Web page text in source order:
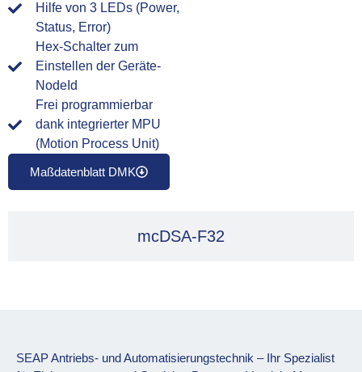
mcDSA-F32
Hilfe von 3 LEDs (Power,
Status, Error)
Hex-Schalter zum
Einstellen der Geräte-
NodeId
Frei programmierbar
dank integrierter MPU
(Motion Process Unit)
Maßdatenblatt DMK
SEAP Antriebs- und Automatisierungstechnik – Ihr Spezialist